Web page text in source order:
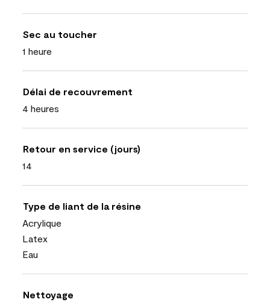
Sec au toucher
1 heure
Délai de recouvrement
4 heures
Retour en service (jours)
14
Type de liant de la résine
Acrylique
Latex
Eau
Nettoyage